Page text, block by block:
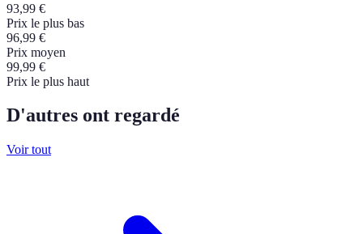
93,99 €
Prix le plus bas
96,99 €
Prix moyen
99,99 €
Prix le plus haut
D'autres ont regardé
Voir tout